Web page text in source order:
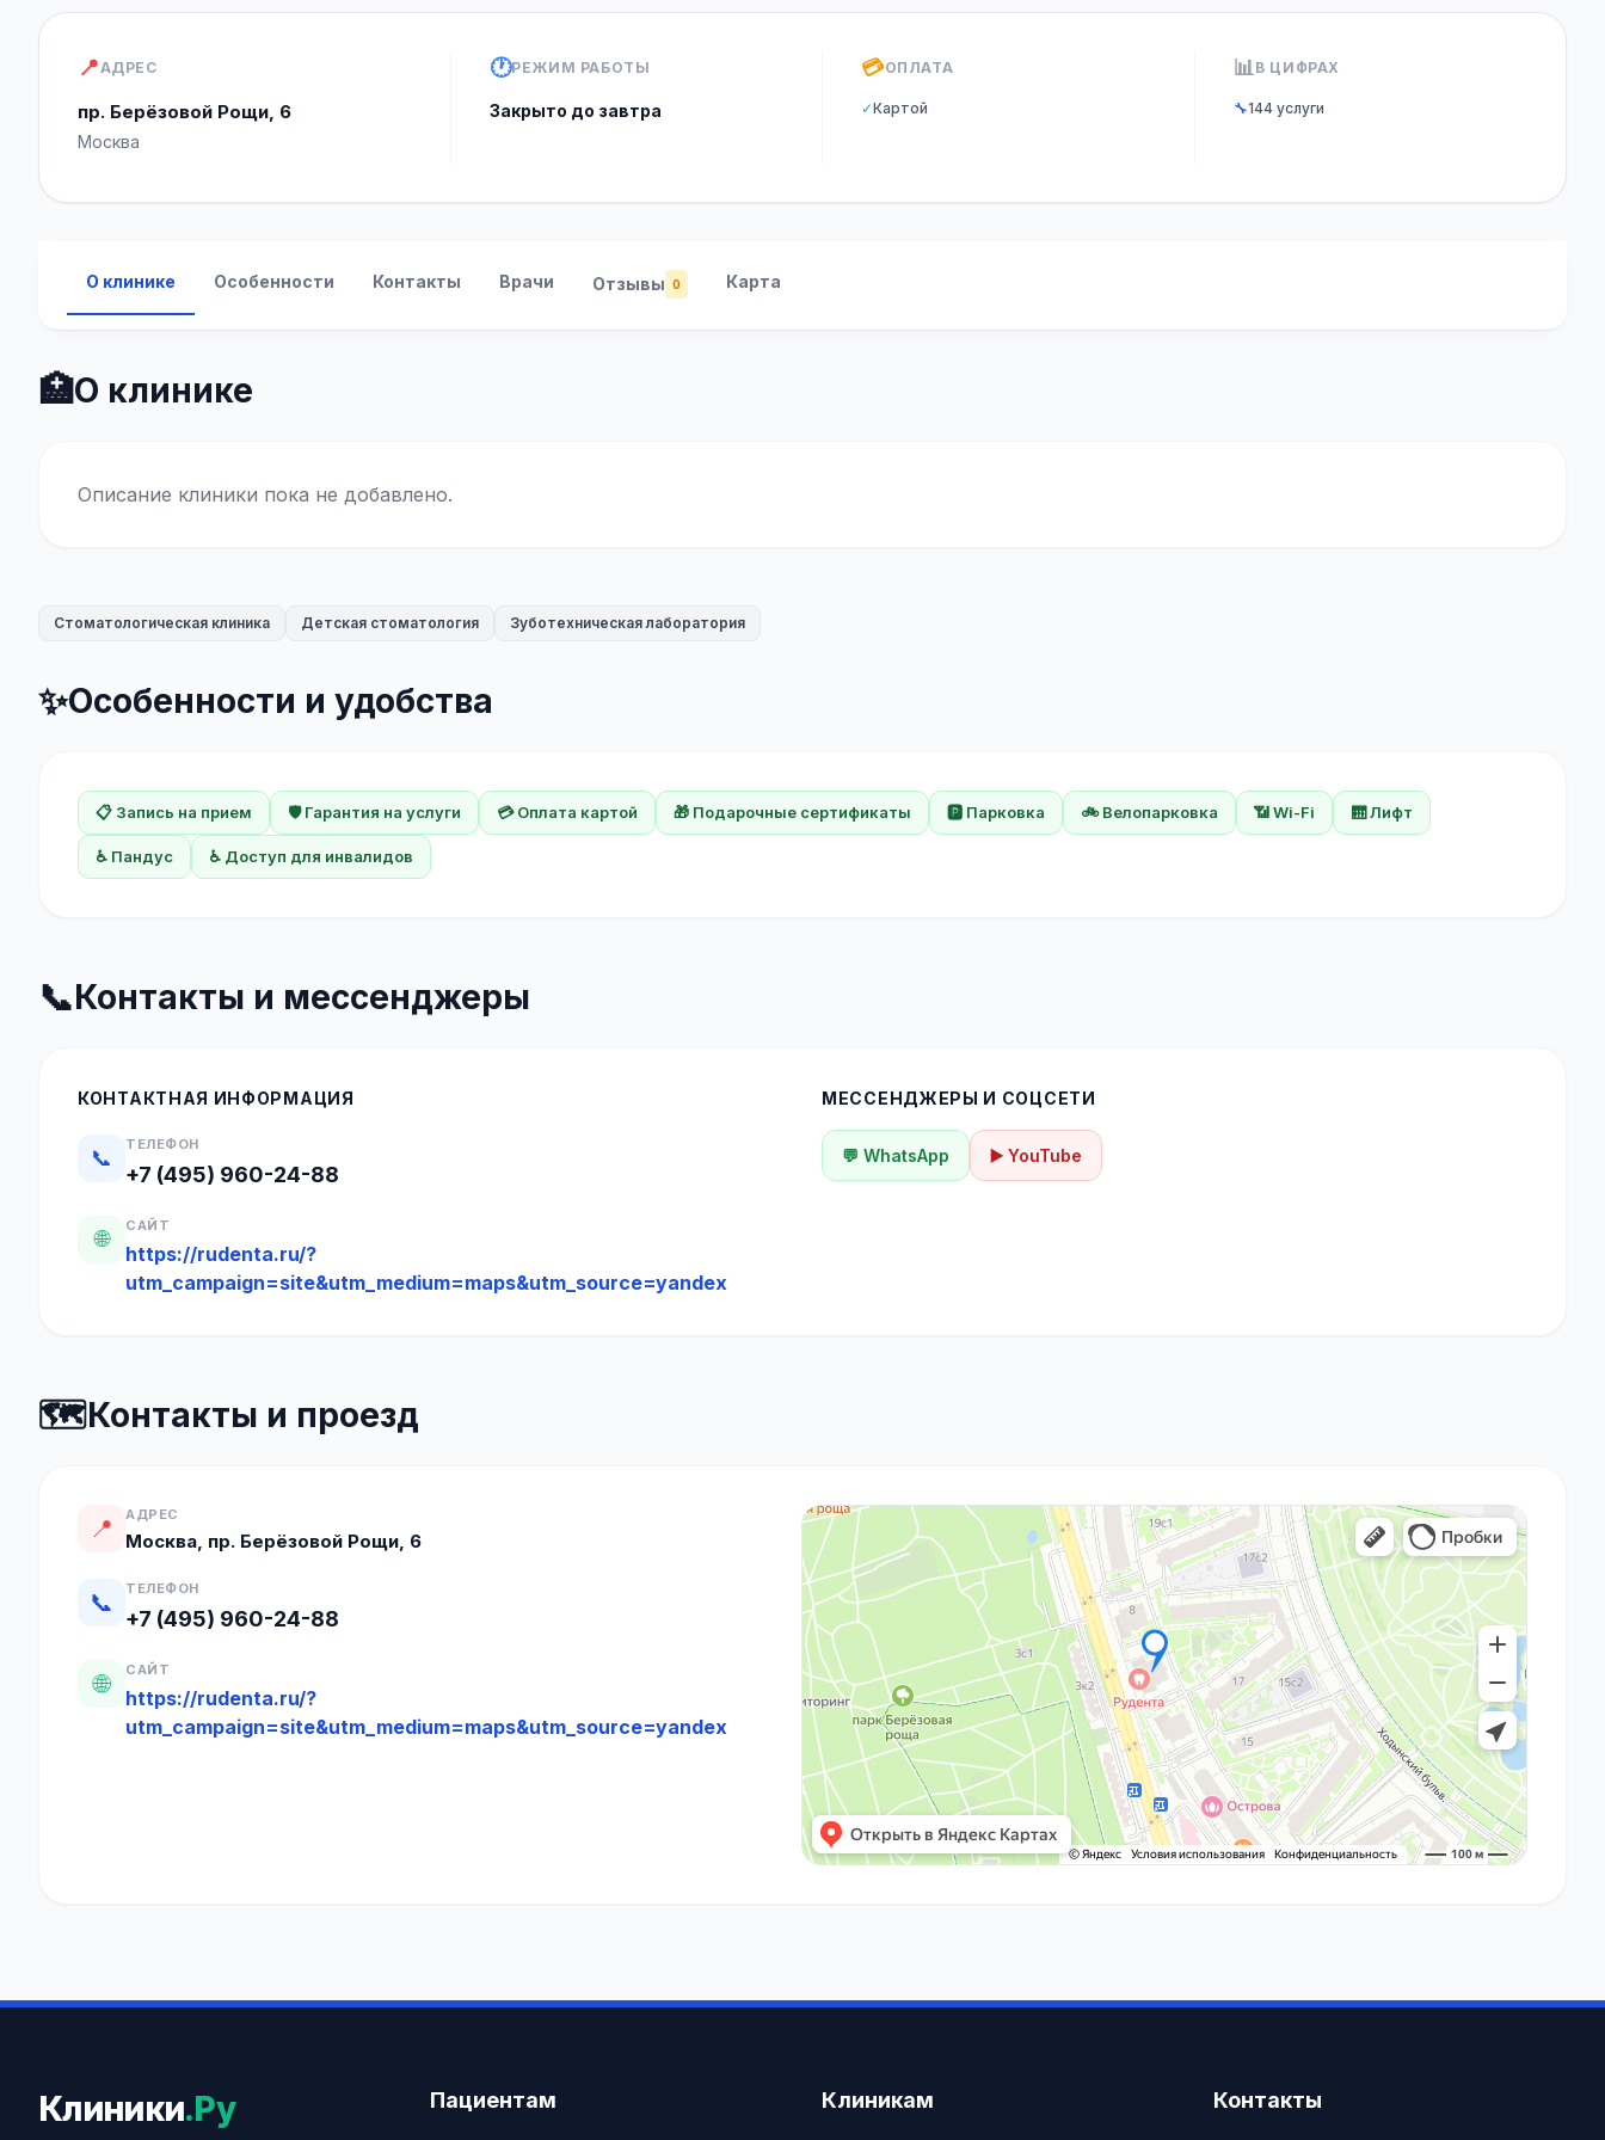
📍АДРЕС
пр. Берёзовой Рощи, 6
Москва
🕐РЕЖИМ РАБОТЫ
Закрыто до завтра
💳ОПЛАТА
✓Картой
📊В ЦИФРАХ
🔧144 услуги
О клинике Особенности Контакты Врачи Отзывы 0 Карта
🏥О клинике
Описание клиники пока не добавлено.
Стоматологическая клиника Детская стоматология Зуботехническая лаборатория
✨Особенности и удобства
📋 Запись на прием 🛡️ Гарантия на услуги 💳 Оплата картой 🎁 Подарочные сертификаты 🅿️ Парковка 🚲 Велопарковка 📶 Wi-Fi 🛗 Лифт
♿ Пандус ♿ Доступ для инвалидов
📞Контакты и мессенджеры
КОНТАКТНАЯ ИНФОРМАЦИЯ
📞
ТЕЛЕФОН
+7 (495) 960-24-88
🌐
САЙТ
https://rudenta.ru/?
utm_campaign=site&utm_medium=maps&utm_source=yandex
МЕССЕНДЖЕРЫ И СОЦСЕТИ
💬 WhatsApp ▶️ YouTube
🗺️Контакты и проезд
📍 АДРЕС
Москва, пр. Берёзовой Рощи, 6
📞 ТЕЛЕФОН
+7 (495) 960-24-88
🌐 САЙТ
https://rudenta.ru/?
utm_campaign=site&utm_medium=maps&utm_source=yandex
Клиники.Ру Пациентам Клиникам Контакты